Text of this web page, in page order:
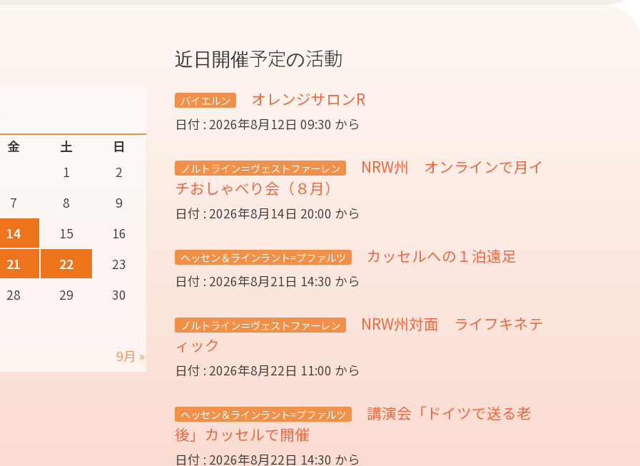
金 土
日
1
2
7 8
9
14 15
16
21 22
23
28 29
30
9月 »
近日開催予定の活動
バイエルン オレンジサロンR
日付 : 2026年8月12日 09:30 から
ノルトライン＝ヴェストファーレン
NRW州 オンラインで月イ
チおしゃべり会（８月）
日付 : 2026年8月14日 20:00 から
ヘッセン＆ラインラント=プファルツ カッセルへの１泊遠足
日付 : 2026年8月21日 14:30 から
ノルトライン＝ヴェストファーレン
NRW州対面 ライフキネテ
ィック
日付 : 2026年8月22日 11:00 から
ヘッセン＆ラインラント=プファルツ
講演会「ドイツで送る老
後」カッセルで開催
日付 : 2026年8月22日 14:30 から